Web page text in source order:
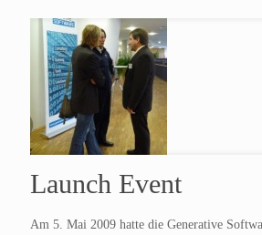
Launch Event
Am 5. Mai 2009 hatte die Generative